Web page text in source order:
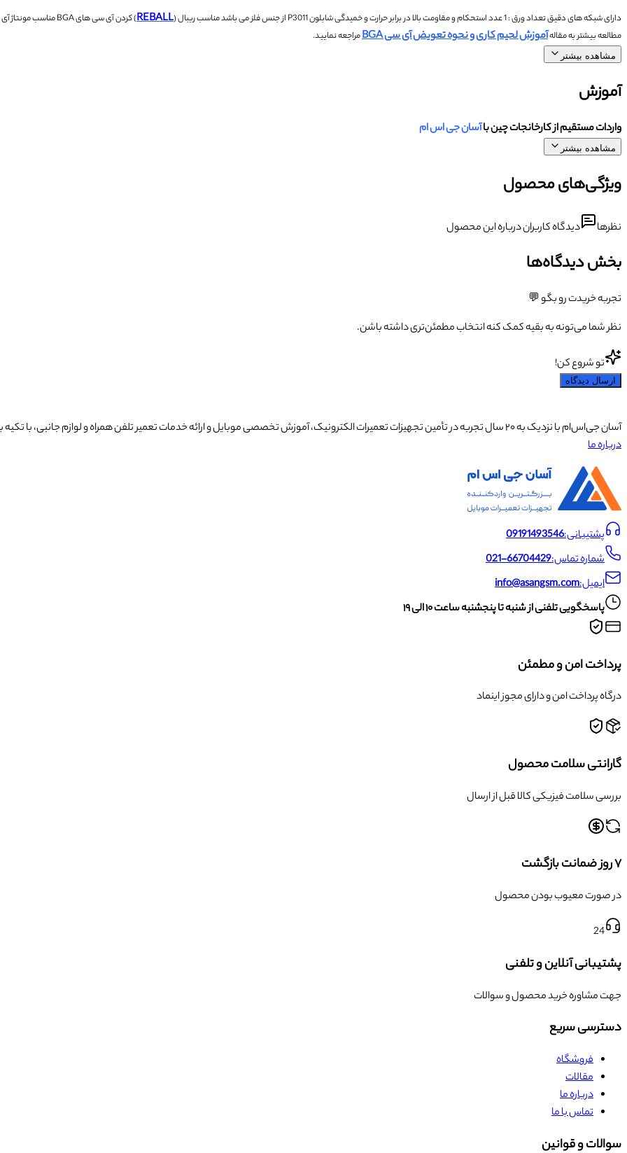
دارای شبکه های دقیقتعداد ورق : 1 عدد استحکام و مقاومت بالا در برابر حرارت و خمیدگیشابلون P3011 از جنس فلز می باشد مناسب ریبال (REBALL) کردن آی سی های BGA
مناسب مونتاژ
مطالعه بیشتر به مقالهآموزش لحیم کاری و نحوه تعویض آی سی BGA مراجعه نمایید.
مشاهده بیشتر
آموزش
واردات مستقیم از کارخانجات چین باآسان جی اس ام
مشاهده بیشتر
ویژگی‌های محصول
نظرها دیدگاه کاربران درباره این محصول
بخش دیدگاه‌ها
تجربه خریدت رو بگو 💬
نظر شما می‌تونه به بقیه کمک کنه انتخاب مطمئن‌تری داشته باشن.
تو شروع کن!
ارسال دیدگاه
آسان جی‌اس‌ام با نزدیک به ۲۰ سال تجربه در تأمین تجهیزات تعمیرات الکترونیک، آموزش تخصصی موبایل و ارائه خدمات تعمیر تلفن همراه و لوازم جانبی، با تکیه بر تیمی حرفه‌ای، رضایت و اعتماد مشتریان را اولویت اصلی خود قرار داده است.
درباره ما
پشتیبانی:09191493546
شماره تماس:021-66704429
ایمیل:info@asangsm.com
پاسخگویی تلفنی از شنبه تا پنجشنبه ساعت ۱۰ الی ۱۹
پرداخت امن و مطمئن
درگاه پرداخت امن و دارای مجوز اینماد
گارانتی سلامت محصول
بررسی سلامت فیزیکی کالا قبل از ارسال
۷ روز ضمانت بازگشت
در صورت معیوب بودن محصول
24
پشتیبانی آنلاین و تلفنی
جهت مشاوره خرید محصول و سوالات
دسترسی سریع
فروشگاه
مقالات
درباره ما
تماس با ما
سوالات و قوانین